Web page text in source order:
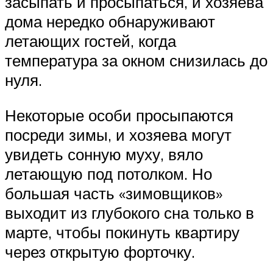
дома нередко обнаруживают
летающих гостей, когда
температура за окном снизилась до
нуля.
Некоторые особи просыпаются
посреди зимы, и хозяева могут
увидеть сонную муху, вяло
летающую под потолком. Но
большая часть «зимовщиков»
выходит из глубокого сна только в
марте, чтобы покинуть квартиру
через открытую форточку.